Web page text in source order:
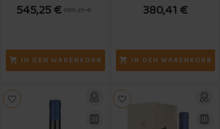
545,25 € 585,25 €
 IN DEN WARENKORB
380,41 €
 IN DEN WARENKORB